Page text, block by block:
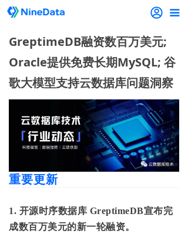
끀
GreptimeDB融资数百万美元;
Oracle提供免费长期MySQL; 谷
歌大模型支持云数据库问题洞察
重要更新
1. 开源时序数据库 GreptimeDB宣布完
成数百万美元的新一轮融资。